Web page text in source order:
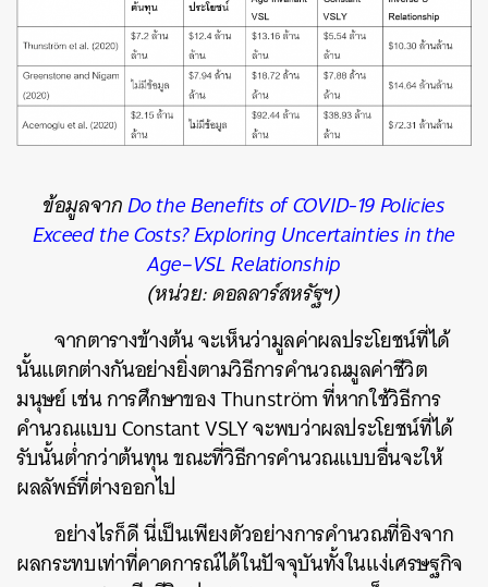
ข้อมูลจากDo the Benefits of COVID-19 Policies
Exceed the Costs? Exploring Uncertainties in the
Age–VSL Relationship
(หน่วย: ดอลลาร์สหรัฐฯ)
จากตารางข้างต้น จะเห็นว่ามูลค่าผลประโยชน์ที่ได้
นั้นแตกต่างกันอย่างยิ่งตามวิธีการคำนวณมูลค่าชีวิต
มนุษย์ เช่น การศึกษาของ Thunström ที่หากใช้วิธีการ
คำนวณแบบ Constant VSLY จะพบว่าผลประโยชน์ที่ได้
รับนั้นต่ำกว่าต้นทุน ขณะที่วิธีการคำนวณแบบอื่นจะให้
ผลลัพธ์ที่ต่างออกไป
อย่างไรก็ดี นี่เป็นเพียงตัวอย่างการคำนวณที่อิงจาก
ผลกระทบเท่าที่คาดการณ์ได้ในปัจจุบันทั้งในแง่เศรษฐกิจ